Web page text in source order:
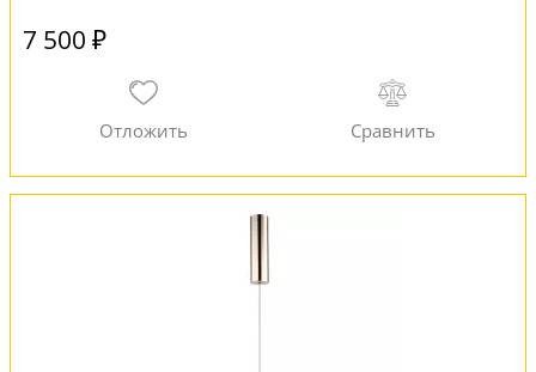
7 500 ₽